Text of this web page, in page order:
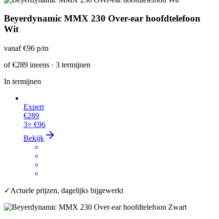
Beyerdynamic MMX 230 Over-ear hoofdtelefoon
Wit
vanaf€96 p/m
of€289 ineens · 3 termijnen
In termijnen
Expert
€289
3× €96
Bekijk
✓Actuele prijzen, dagelijks bijgewerkt